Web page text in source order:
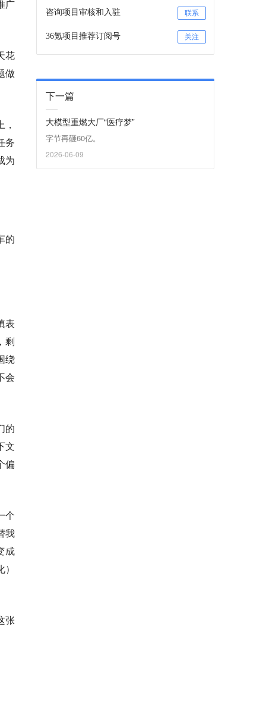
广
花
做
务
为
的
表
剩
绕
会
的
文
偏
个
我
成
张
咨询项目审核和入驻 联系
36氪项目推荐订阅号 关注
下一篇
大模型重燃大厂“医疗梦”
字节再砸60亿。
2026-06-09